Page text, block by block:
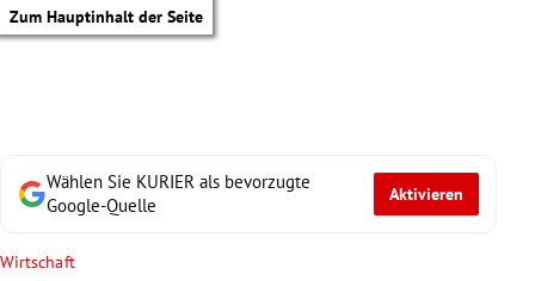
Zum Hauptinhalt der Seite
Wählen Sie KURIER als bevorzugte
Google-Quelle
Aktivieren
Wirtschaft